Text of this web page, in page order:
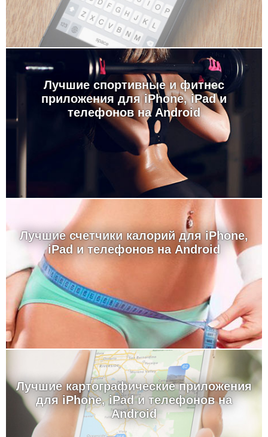
Лучшие спортивные и фитнес
приложения для iPhone, iPad и
телефонов на Android
Лучшие счетчики калорий для iPhone,
iPad и телефонов на Android
Лучшие картографические приложения
для iPhone, iPad и телефонов на
Android